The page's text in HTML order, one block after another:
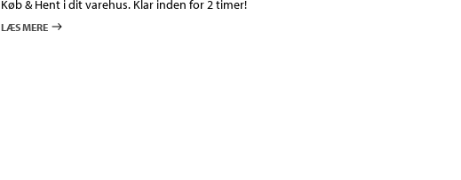
Køb & Hent i dit varehus. Klar inden for 2 timer!
LÆS MERE